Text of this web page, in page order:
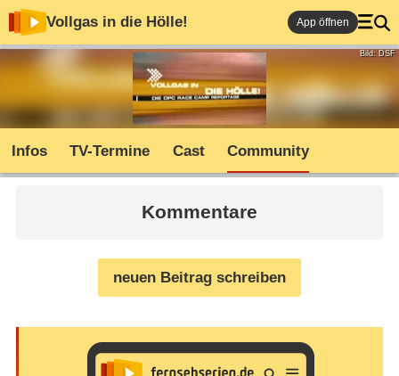
Vollgas in die Hölle! App öffnen
Bild: DSF
Infos TV-Termine Cast Community
Kommentare
neuen Beitrag schreiben